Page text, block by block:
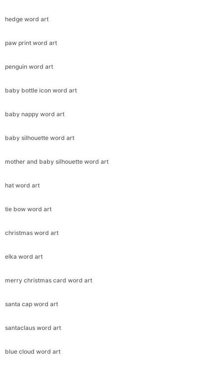
hedge word art
paw print word art
penguin word art
baby bottle icon word art
baby nappy word art
baby silhouette word art
mother and baby silhouette word art
hat word art
tie bow word art
christmas word art
elka word art
merry christmas card word art
santa cap word art
santaclaus word art
blue cloud word art